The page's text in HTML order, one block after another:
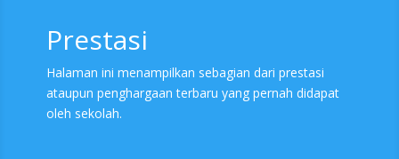
Prestasi
Halaman ini menampilkan sebagian dari prestasi
ataupun penghargaan terbaru yang pernah didapat
oleh sekolah.